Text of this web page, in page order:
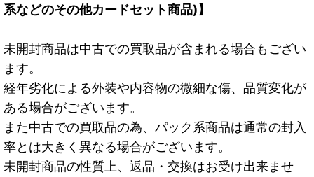
系などのその他カードセット商品)】
未開封商品は中古での買取品が含まれる場合もござい
ます。
経年劣化による外装や内容物の微細な傷、品質変化が
ある場合がございます。
また中古での買取品の為、パック系商品は通常の封入
率とは大きく異なる場合がございます。
未開封商品の性質上、返品・交換はお受け出来ませ